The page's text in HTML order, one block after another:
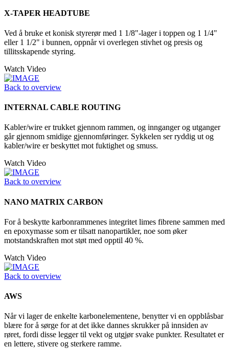
X-TAPER HEADTUBE
Ved å bruke et konisk styrerør med 1 1/8"-lager i toppen og 1 1/4"
eller 1 1/2" i bunnen, oppnår vi overlegen stivhet og presis og
tillitsskapende styring.
Watch Video
Back to overview
INTERNAL CABLE ROUTING
Kabler/wire er trukket gjennom rammen, og innganger og utganger
går gjennom smidige gjennomføringer. Sykkelen ser ryddig ut og
kabler/wire er beskyttet mot fuktighet og smuss.
Watch Video
Back to overview
NANO MATRIX CARBON
For å beskytte karbonrammenes integritet limes fibrene sammen med
en epoxymasse som er tilsatt nanopartikler, noe som øker
motstandskraften mot støt med opptil 40 %.
Watch Video
Back to overview
AWS
Når vi lager de enkelte karbonelementene, benytter vi en oppblåsbar
blære for å sørge for at det ikke dannes skrukker på innsiden av
røret, fordi disse legger til vekt og utgjør svake punkter. Resultatet er
en lettere, stivere og sterkere ramme.